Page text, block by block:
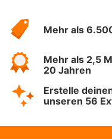
Hotelspecials
Mehr als
Mehr als 2,5
20 Jahren
Erstelle
unseren 56